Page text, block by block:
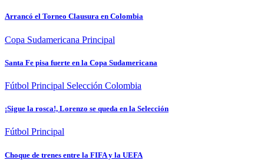
Arrancó el Torneo Clausura en Colombia
Copa Sudamericana Principal
Santa Fe pisa fuerte en la Copa Sudamericana
Fútbol Principal Selección Colombia
¡Sigue la rosca!, Lorenzo se queda en la Selección
Fútbol Principal
Choque de trenes entre la FIFA y la UEFA